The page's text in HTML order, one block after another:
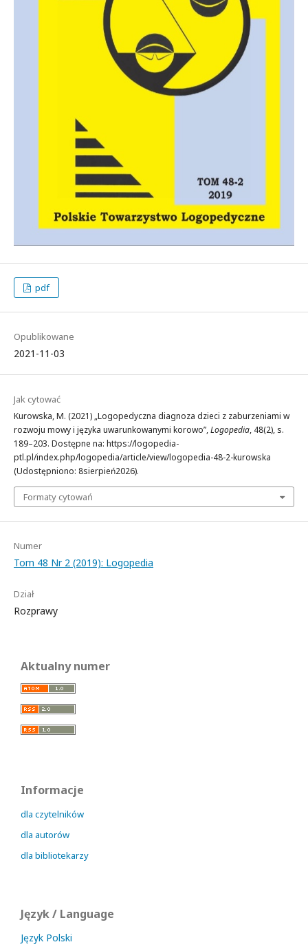
pdf
Opublikowane
2021-11-03
Jak cytować
Kurowska, M. (2021) „Logopedyczna diagnoza dzieci z zaburzeniami w
rozwoju mowy i języka uwarunkowanymi korowo”,Logopedia, 48(2), s.
189–203. Dostępne na: https://logopedia-
ptl.pl/index.php/logopedia/article/view/logopedia-48-2-kurowska
(Udostępniono: 8sierpień2026).
Formaty cytowań
Numer
Tom 48 Nr 2 (2019): Logopedia
Dział
Rozprawy
Aktualny numer
Informacje
dla czytelników
dla autorów
dla bibliotekarzy
Język / Language
Język Polski